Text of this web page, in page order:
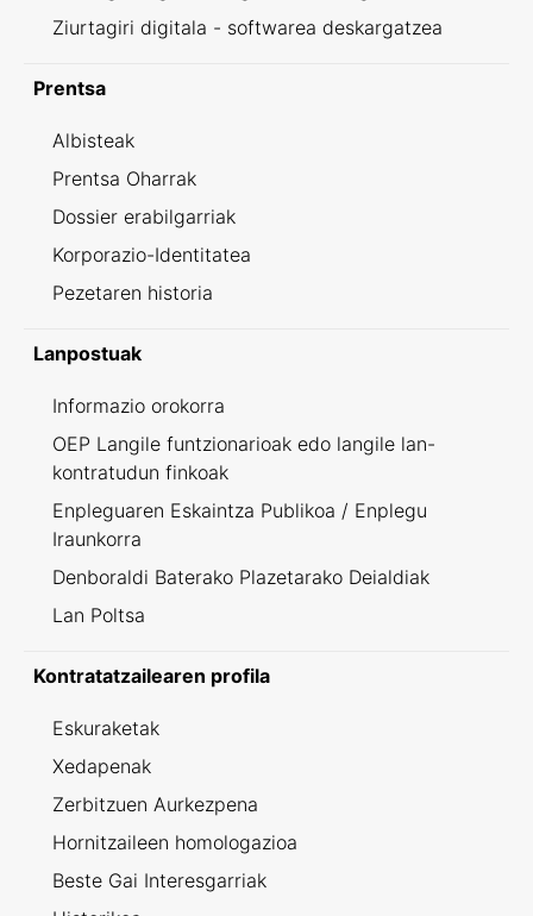
Ziurtagiri digitala - softwarea deskargatzea
Prentsa
Albisteak
Prentsa Oharrak
Dossier erabilgarriak
Korporazio-Identitatea
Pezetaren historia
Lanpostuak
Informazio orokorra
OEP Langile funtzionarioak edo langile lan-
kontratudun finkoak
Enpleguaren Eskaintza Publikoa / Enplegu
Iraunkorra
Denboraldi Baterako Plazetarako Deialdiak
Lan Poltsa
Kontratatzailearen profila
Eskuraketak
Xedapenak
Zerbitzuen Aurkezpena
Hornitzaileen homologazioa
Beste Gai Interesgarriak